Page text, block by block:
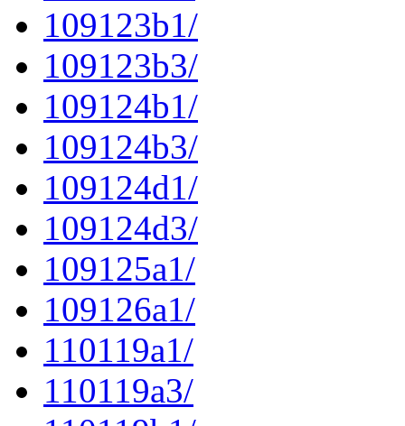
109123b1/
109123b3/
109124b1/
109124b3/
109124d1/
109124d3/
109125a1/
109126a1/
110119a1/
110119a3/